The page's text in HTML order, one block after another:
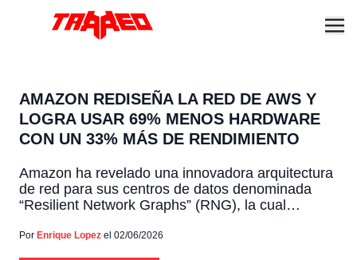
AMAZON REDISEÑA LA RED DE AWS Y
LOGRA USAR 69% MENOS HARDWARE
CON UN 33% MÁS DE RENDIMIENTO
Amazon ha revelado una innovadora arquitectura
de red para sus centros de datos denominada
“Resilient Network Graphs” (RNG), la cual
jerárquicas que funcionaban como un árbol donde
Por Enrique Lopez el 02/06/2026